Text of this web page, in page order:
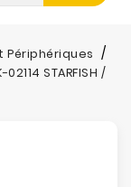
Périphériques
STARFISH /